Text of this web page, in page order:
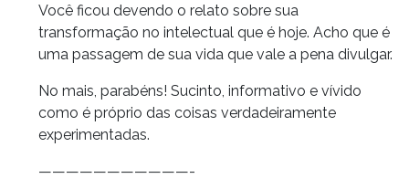
Você ficou devendo o relato sobre sua
transformação no intelectual que é hoje. Acho que é
uma passagem de sua vida que vale a pena divulgar.
No mais, parabéns! Sucinto, informativo e vívido
como é próprio das coisas verdadeiramente
experimentadas.
———————————-